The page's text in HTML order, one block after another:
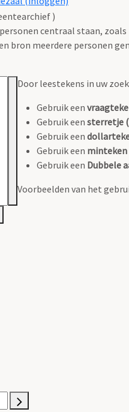
)
centraal staan,
bron meerdere personen
Door leestekens in uw
Gebruik een
Gebruik een sterretje
Gebruik een
Gebruik een minteken
Gebruik een Dubbele
Voorbeelden van het